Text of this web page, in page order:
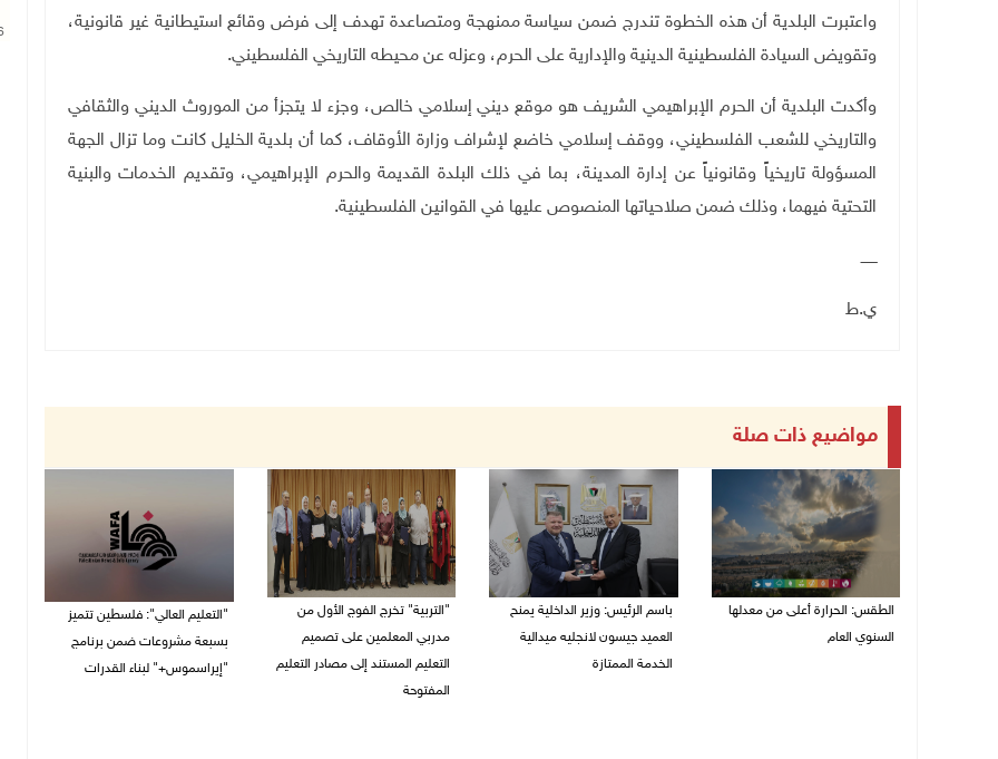
واعتبرت البلدية أن هذه الخطوة تندرج ضمن سياسة ممنهجة ومتصاعدة تهدف إلى فرض وقائع استيطانية غير قانونية،
وتقويض السيادة الفلسطينية الدينية والإدارية على الحرم، وعزله عن محيطه التاريخي الفلسطيني.
وأكدت البلدية أن الحرم الإبراهيمي الشريف هو موقع ديني إسلامي خالص، وجزء لا يتجزأ من الموروث الديني والثقافي
والتاريخي للشعب الفلسطيني، ووقف إسلامي خاضع لإشراف وزارة الأوقاف، كما أن بلدية الخليل كانت وما تزال الجهة
المسؤولة تاريخياً وقانونياً عن إدارة المدينة، بما في ذلك البلدة القديمة والحرم الإبراهيمي، وتقديم الخدمات والبنية
التحتية فيهما، وذلك ضمن صلاحياتها المنصوص عليها في القوانين الفلسطينية.
ـــــــ
ي.ط
مواضيع ذات صلة
الطقس: الحرارة أعلى من معدلها
السنوي العام
باسم الرئيس: وزير الداخلية يمنح
العميد جيسون لانجليه ميدالية
الخدمة الممتازة
"التربية" تخرج الفوج الأول من
مدربي المعلمين على تصميم
التعليم المستند إلى مصادر التعليم
المفتوحة
"التعليم العالي": فلسطين تتميز
بسبعة مشروعات ضمن برنامج
"إيراسموس+" لبناء القدرات